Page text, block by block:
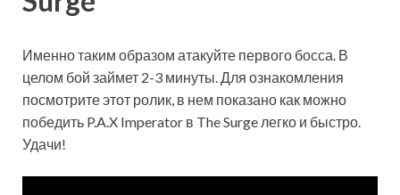
Именно таким образом атакуйте первого босса. В
целом бой займет 2-3 минуты. Для ознакомления
посмотрите этот ролик, в нем показано как можно
победить P.A.X Imperator в The Surge легко и быстро.
Удачи!